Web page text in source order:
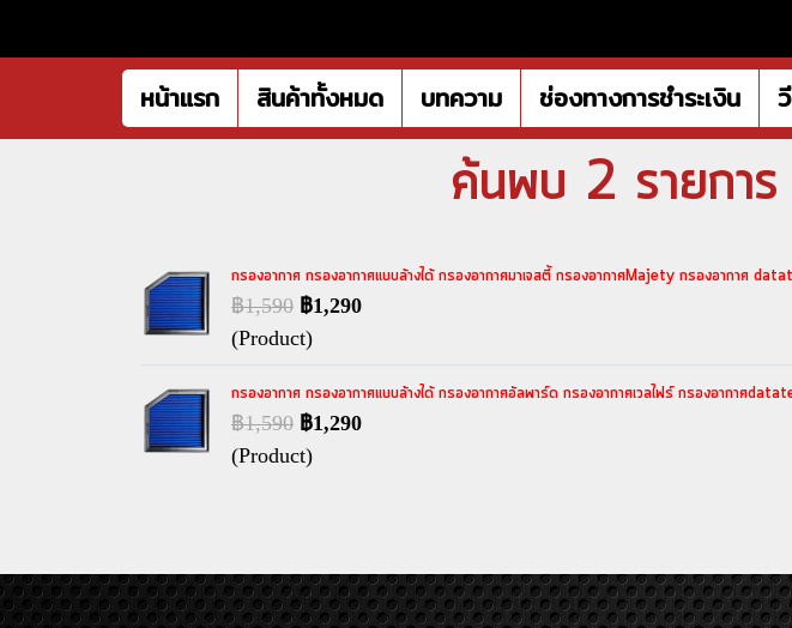
หน้าแรก สินค้าทั้งหมด บทความ ช่องทางการชำระเงิน
ค้นพบ 2 รายกา
กรองอากาศ กรองอากาศแบบล้างได้ กรองอากาศมาเจสตี้ กรองอากาศMajety กรองอากา
฿1,590 ฿1,290
(Product)
กรองอากาศ กรองอากาศแบบล้างได้ กรองอากาศอัลพาร์ด กรองอากาศเวลไฟร์ กรองอาก
฿1,590 ฿1,290
(Product)